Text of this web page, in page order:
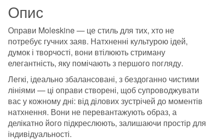
Опис
Оправи Moleskine — це стиль для тих, хто не
потребує гучних заяв. Натхненні культурою ідей,
думок і творчості, вони втілюють стриману
елегантність, яку помічають з першого погляду.
Легкі, ідеально збалансовані, з бездоганно чистими
лініями — ці оправи створені, щоб супроводжувати
вас у кожному дні: від ділових зустрічей до моментів
натхнення. Вони не перевантажують образ, а
делікатно його підкреслюють, залишаючи простір для
індивідуальності.